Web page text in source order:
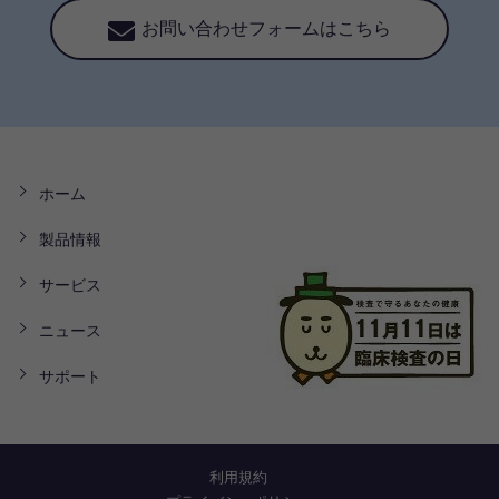
お問い合わせフォームはこちら
ホーム
製品情報
サービス
ニュース
サポート
利用規約